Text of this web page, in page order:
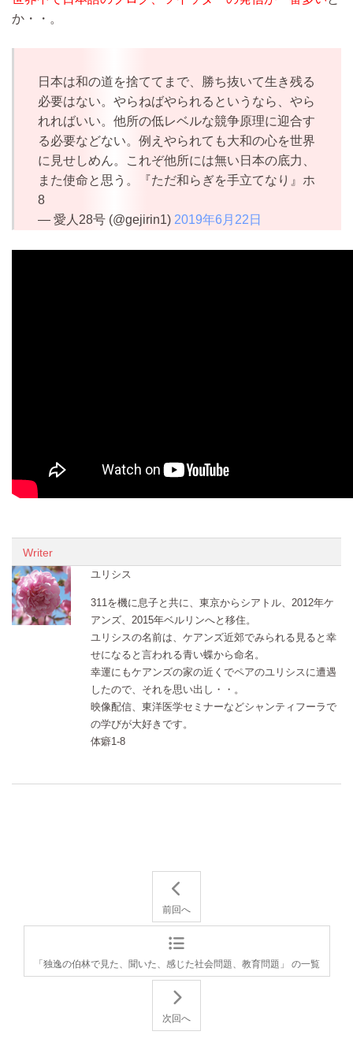
か・・。
日本は和の道を捨ててまで、勝ち抜いて生き残る
必要はない。やらねばやられるというなら、やら
れればいい。他所の低レベルな競争原理に迎合す
る必要などない。例えやられても大和の心を世界
に見せしめん。これぞ他所には無い日本の底力、
また使命と思う。『ただ和らぎを手立てなり』ホ
8
— 愛人28号 (@gejirin1) 2019年6月22日
Writer
ユリシス
311を機に息子と共に、東京からシアトル、2012年ケ
アンズ、2015年ベルリンへと移住。
ユリシスの名前は、ケアンズ近郊でみられる見ると幸
せになると言われる青い蝶から命名。
幸運にもケアンズの家の近くでペアのユリシスに遭遇
したので、それを思い出し・・。
映像配信、東洋医学セミナーなどシャンティフーラで
の学びが大好きです。
体癖1-8
前回へ
「独逸の伯林で見た、聞いた、感じた社会問題、教育問題」 の一覧
次回へ